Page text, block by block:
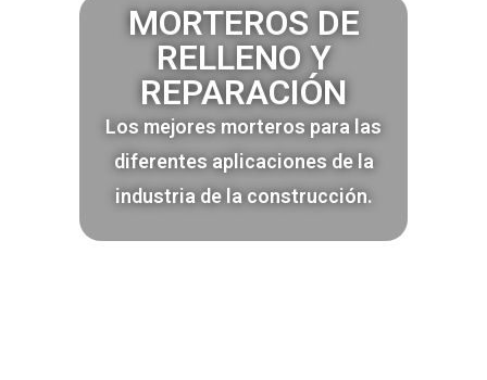
MORTEROS DE
RELLENO Y
REPARACIÓN
Los mejores morteros para las
diferentes aplicaciones de la
industria de la construcción.